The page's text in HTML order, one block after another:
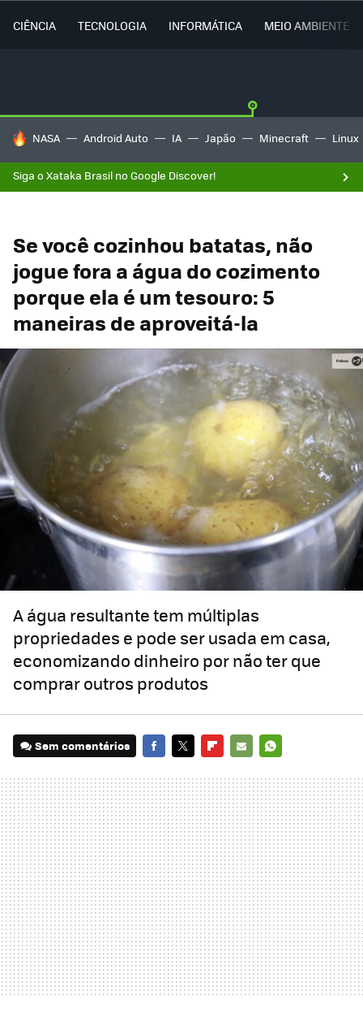
CIÊNCIA TECNOLOGIA INFORMÁTICA MEIO AMBIENTE
TENDÊNCIAS DO DIA
NASA Android Auto IA Japão Minecraft Linux
Siga o Xataka Brasil no Google Discover!
Se você cozinhou batatas, não
jogue fora a água do cozimento
porque ela é um tesouro: 5
maneiras de aproveitá-la
A água resultante tem múltiplas
propriedades e pode ser usada em casa,
economizando dinheiro por não ter que
comprar outros produtos
Sem comentários
MAIL